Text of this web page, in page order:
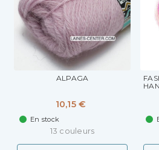
ALPAGA
10,15 €
En stock
13 couleurs